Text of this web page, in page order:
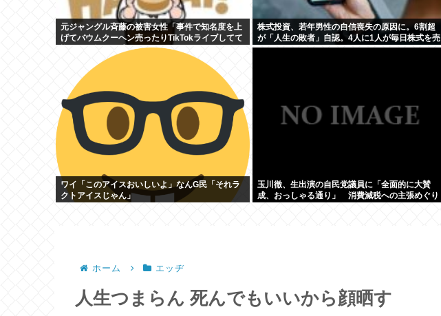
元ジャングル斉藤の被害女性「事件で知名度を上
げてバウムクーヘン売ったりTikTokライブしてて
悔しさと怒りを感じた」
株式投資、若年男性の自信喪失の原因に。6割超
が「人生の敗者」自認。4人に1人が毎日株式を売
買。
ワイ「このアイスおいしいよ」なんG民「それラ
クトアイスじゃん」
玉川徹、生出演の自民党議員に「全面的に大賛
成、おっしゃる通り」 消費減税への主張めぐり
ホーム エッヂ
人生つまらん 死んでもいいから顔晒す